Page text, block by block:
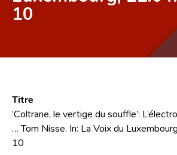
Recherche avancée
CNL
Contact
10
Titre
‘Coltrane, le vertige du souffle’:
… Tom Nisse. In: La Voix du
10